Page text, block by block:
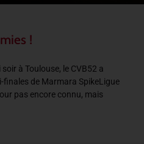
!
à Toulouse, le CVB52 a
de Marmara SpikeLigue
pas encore connu, mais